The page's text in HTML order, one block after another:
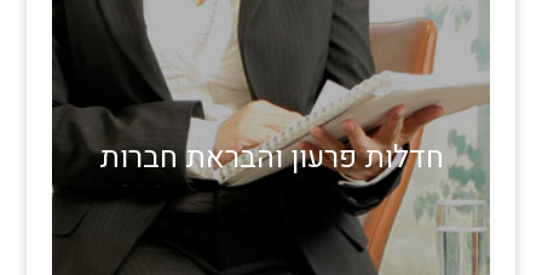
חדלות פרעון והבראת חברות